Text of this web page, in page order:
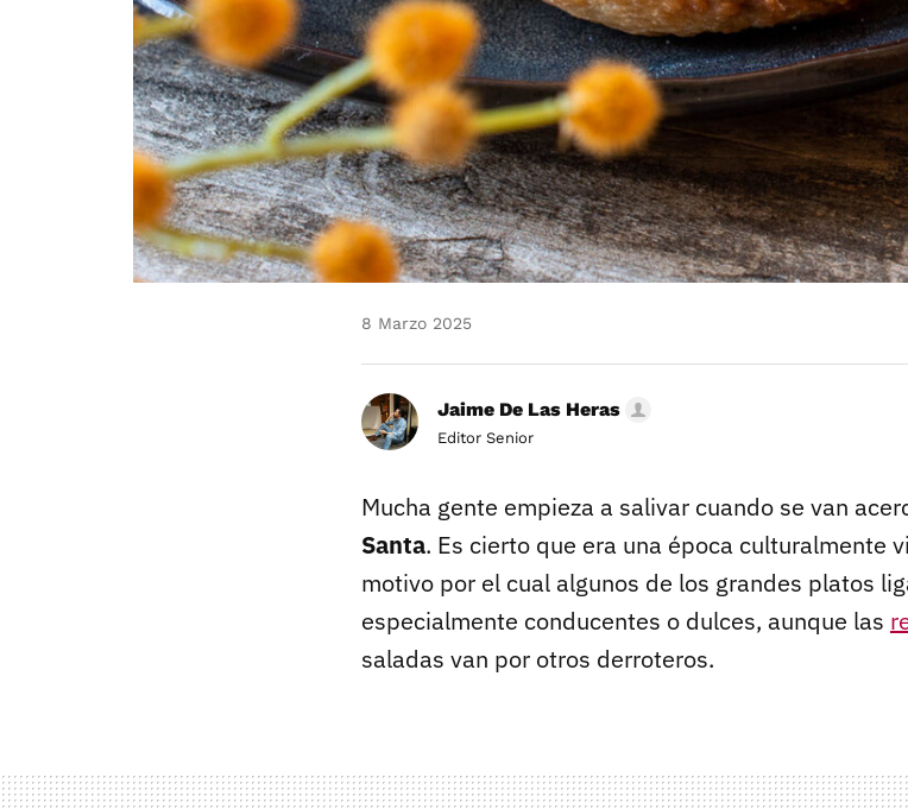
8 Marzo 2025
Jaime De Las Heras
Editor Senior
Mucha gente empieza a salivar cuando se van
Santa. Es cierto que era una época culturalmente
motivo por el cual algunos de los grandes platos
especialmente conducentes o dulces, aunque las
saladas van por otros derroteros.